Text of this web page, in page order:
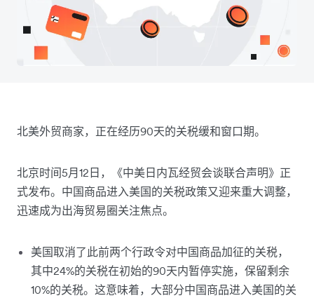
北美外贸商家，正在经历90天的关税缓和窗口期。
北京时间5月12日，《中美日内瓦经贸会谈联合声明》正
式发布。中国商品进入美国的关税政策又迎来重大调整，
迅速成为出海贸易圈关注焦点。
美国取消了此前两个行政令对中国商品加征的关税，
其中24%的关税在初始的90天内暂停实施，保留剩余
10%的关税。这意味着，大部分中国商品进入美国的关